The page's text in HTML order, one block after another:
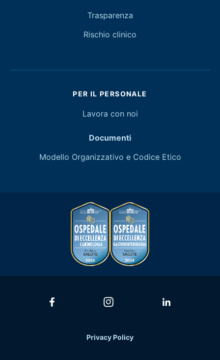
Trasparenza
Rischio clinico
PER IL PERSONALE
Lavora con noi
Documenti
Modello Organizzativo e Codice Etico
Privacy Policy